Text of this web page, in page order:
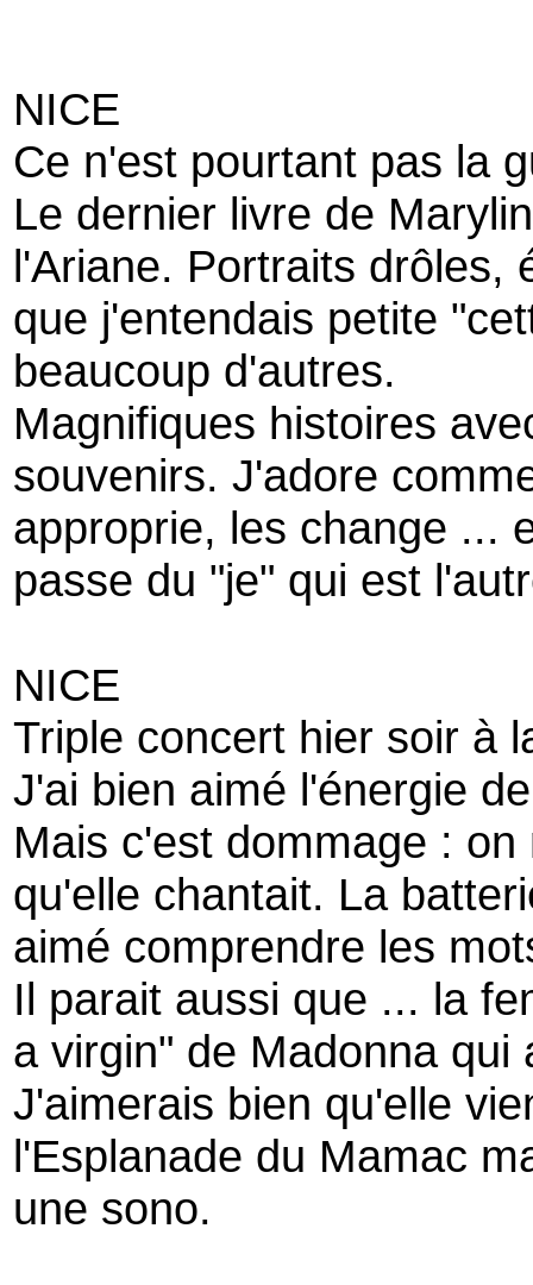
NICE
Ce n'est pourtant pas la
Le dernier livre de
l'Ariane. Portraits drôles,
que j'entendais petite
beaucoup d'autres.
Magnifiques histoires
souvenirs. J'adore
approprie, les change ...
passe du "je" qui est
NICE
Triple concert hier soir à
J'ai bien aimé l'énergie
Mais c'est dommage :
qu'elle chantait. La
aimé comprendre les
Il parait aussi que ... la
a virgin" de Madonna
J'aimerais bien qu'elle
l'Esplanade du Mamac
une sono.